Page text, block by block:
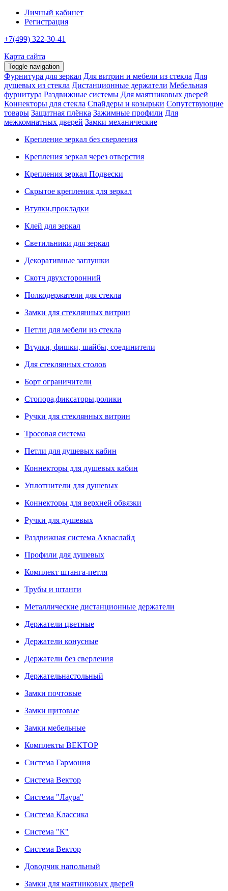
Личный кабинет
Регистрация
+7(499) 322-30-41
Карта сайта
Toggle navigation
Фурнитура для зеркал Для витрин и мебели из стекла Для
душевых из стекла Дистанционные держатели Мебельная
фурнитура Раздвижные системы Для маятниковых дверей
Коннекторы для стекла Спайдеры и козырьки Сопутствующие
товары Защитная плёнка Зажимные профили Для
межкомнатных дверей Замки механические
Крепление зеркал без сверления
Крепления зеркал через отверстия
Крепления зеркал Подвески
Скрытое крепления для зеркал
Втулки,прокладки
Клей для зеркал
Светильники для зеркал
Декоративные заглушки
Скотч двухсторонний
Полкодержатели для стекла
Замки для стеклянных витрин
Петли для мебели из стекла
Втулки, фишки, шайбы, соединители
Для стеклянных столов
Борт ограничители
Стопора,фиксаторы,ролики
Ручки для стеклянных витрин
Тросовая система
Петли для душевых кабин
Коннекторы для душевых кабин
Уплотнители для душевых
Коннекторы для верхней обвязки
Ручки для душевых
Раздвижная система Акваслайд
Профили для душевых
Комплект штанга-петля
Трубы и штанги
Металлические дистанционные держатели
Держатели цветные
Держатели конусные
Держатели без сверления
Держательнастольный
Замки почтовые
Замки щитовые
Замки мебельные
Комплекты ВЕКТОР
Система Гармония
Система Вектор
Система "Лаура"
Система Классика
Система "К"
Система Вектор
Доводчик напольный
Замки для маятниковых дверей